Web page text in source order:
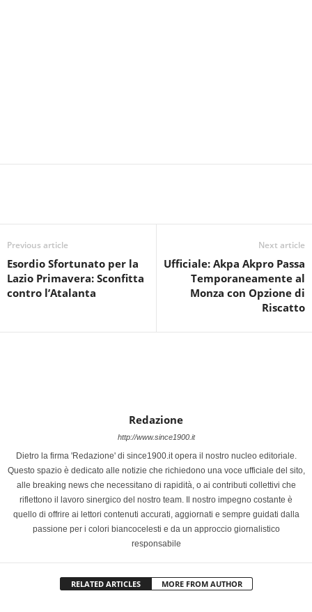
Previous article
Esordio Sfortunato per la
Lazio Primavera: Sconfitta
contro l’Atalanta
Next article
Ufficiale: Akpa Akpro Passa
Temporaneamente al
Monza con Opzione di
Riscatto
Redazione
http://www.since1900.it
Dietro la firma 'Redazione' di since1900.it opera il nostro nucleo editoriale.
Questo spazio è dedicato alle notizie che richiedono una voce ufficiale del sito,
alle breaking news che necessitano di rapidità, o ai contributi collettivi che
riflettono il lavoro sinergico del nostro team. Il nostro impegno costante è
quello di offrire ai lettori contenuti accurati, aggiornati e sempre guidati dalla
passione per i colori biancocelesti e da un approccio giornalistico
responsabile
RELATED ARTICLES MORE FROM AUTHOR